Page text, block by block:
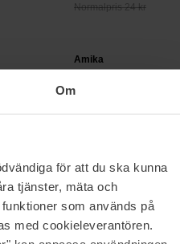
Om
för att du ska kunna
tjänster, mäta och
som används på
med cookieleverantören.
Normalpris 24 kr
Amika
The Shield
218 ml
Hold & Shine Spray
75 ml